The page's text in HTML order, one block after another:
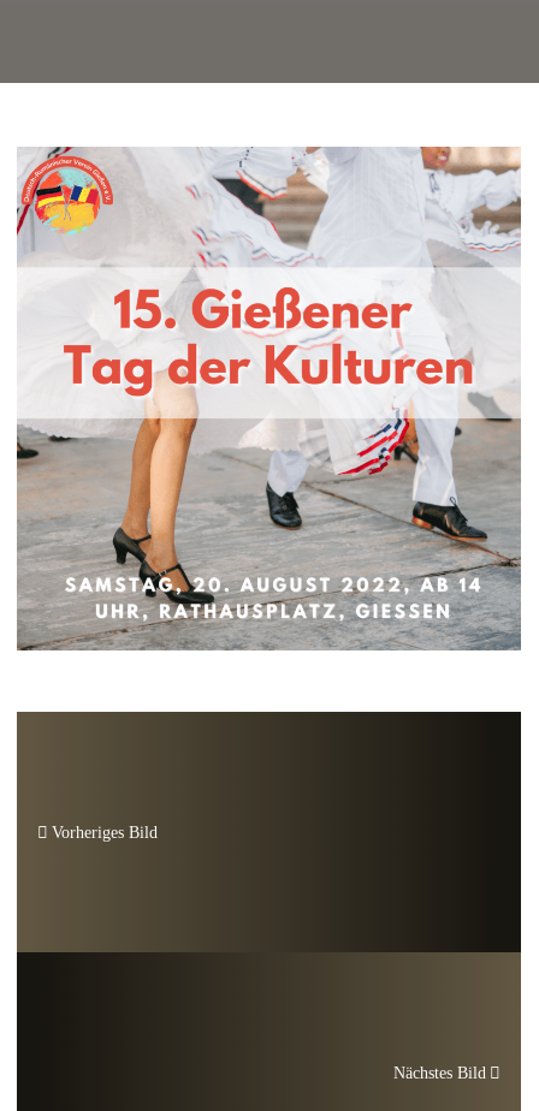
Vorheriges Bild
Nächstes Bild